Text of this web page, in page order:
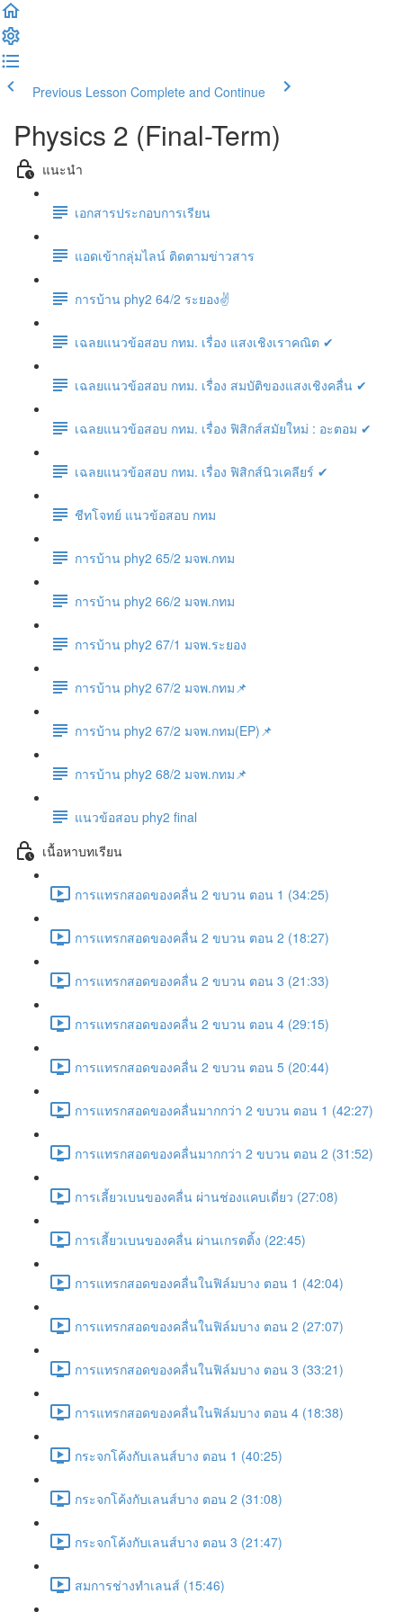
Previous Lesson Complete and Continue
Physics 2 (Final-Term)
แนะนำ
เอกสารประกอบการเรียน
แอดเข้ากลุ่มไลน์ ติดตามข่าวสาร
การบ้าน phy2 64/2 ระยอง✌
เฉลยแนวข้อสอบ กทม. เรื่อง แสงเชิงเราคณิต ✔
เฉลยแนวข้อสอบ กทม. เรื่อง สมบัติของแสงเชิงคลื่น ✔
เฉลยแนวข้อสอบ กทม. เรื่อง ฟิสิกส์สมัยใหม่ : อะตอม ✔
เฉลยแนวข้อสอบ กทม. เรื่อง ฟิสิกส์นิวเคลียร์ ✔
ชีทโจทย์ แนวข้อสอบ กทม
การบ้าน phy2 65/2 มจพ.กทม
การบ้าน phy2 66/2 มจพ.กทม
การบ้าน phy2 67/1 มจพ.ระยอง
การบ้าน phy2 67/2 มจพ.กทม📌
การบ้าน phy2 67/2 มจพ.กทม(EP)📌
การบ้าน phy2 68/2 มจพ.กทม📌
แนวข้อสอบ phy2 final
เนื้อหาบทเรียน
การแทรกสอดของคลื่น 2 ขบวน ตอน 1 (34:25)
การแทรกสอดของคลื่น 2 ขบวน ตอน 2 (18:27)
การแทรกสอดของคลื่น 2 ขบวน ตอน 3 (21:33)
การแทรกสอดของคลื่น 2 ขบวน ตอน 4 (29:15)
การแทรกสอดของคลื่น 2 ขบวน ตอน 5 (20:44)
การแทรกสอดของคลื่นมากกว่า 2 ขบวน ตอน 1 (42:27)
การแทรกสอดของคลื่นมากกว่า 2 ขบวน ตอน 2 (31:52)
การเลี้ยวเบนของคลื่น ผ่านช่องแคบเดี่ยว (27:08)
การเลี้ยวเบนของคลื่น ผ่านเกรตติ้ง (22:45)
การแทรกสอดของคลื่นในฟิล์มบาง ตอน 1 (42:04)
การแทรกสอดของคลื่นในฟิล์มบาง ตอน 2 (27:07)
การแทรกสอดของคลื่นในฟิล์มบาง ตอน 3 (33:21)
การแทรกสอดของคลื่นในฟิล์มบาง ตอน 4 (18:38)
กระจกโค้งกับเลนส์บาง ตอน 1 (40:25)
กระจกโค้งกับเลนส์บาง ตอน 2 (31:08)
กระจกโค้งกับเลนส์บาง ตอน 3 (21:47)
สมการช่างทำเลนส์ (15:46)